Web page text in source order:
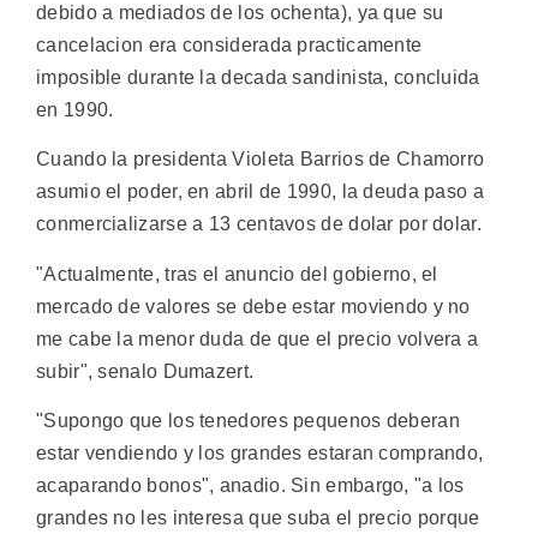
debido a mediados de los ochenta), ya que su
cancelacion era considerada practicamente
imposible durante la decada sandinista, concluida
en 1990.
Cuando la presidenta Violeta Barrios de Chamorro
asumio el poder, en abril de 1990, la deuda paso a
conmercializarse a 13 centavos de dolar por dolar.
"Actualmente, tras el anuncio del gobierno, el
mercado de valores se debe estar moviendo y no
me cabe la menor duda de que el precio volvera a
subir", senalo Dumazert.
"Supongo que los tenedores pequenos deberan
estar vendiendo y los grandes estaran comprando,
acaparando bonos", anadio. Sin embargo, "a los
grandes no les interesa que suba el precio porque